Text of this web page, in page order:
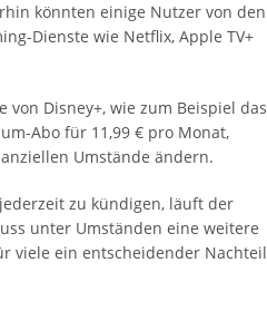
könnten einige Nutzer von den
Dienste wie Netflix, Apple TV+
Disney+, wie zum Beispiel das
Abo für 11,99 € pro Monat,
Umstände ändern.
zu kündigen, läuft der
unter Umständen eine weitere
viele ein entscheidender Nachteil